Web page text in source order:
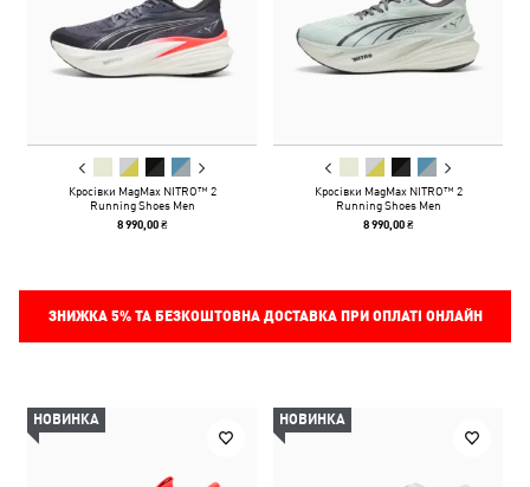
Кросівки MagMax NITRO™ 2
Running Shoes Men
8 990,00 ₴
Кросівки MagMax NITRO™ 2
Running Shoes Men
8 990,00 ₴
ЗНИЖКА 5%ТА БЕЗКОШТОВНА ДОСТАВКА ПРИ ОПЛАТІ ОНЛАЙН
НОВИНКА НОВИНКА